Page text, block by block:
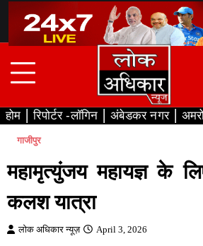
content
होम रिपोर्टर -लॉगिन अंबेडकर नगर
गाजीपुर
महामृत्युंजय महायज्ञ के
कलश यात्रा
लोक अधिकार न्यूज़ April 3, 2026